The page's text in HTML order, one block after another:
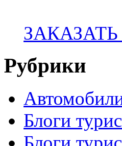
Рубрики
Блоги